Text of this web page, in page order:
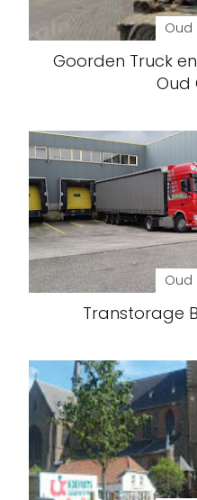
Oud
Goorden Truck
Oud
Oud
Transtorage